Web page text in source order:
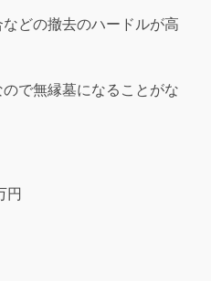
どの撤去のハードルが高
で無縁墓になることがな
円